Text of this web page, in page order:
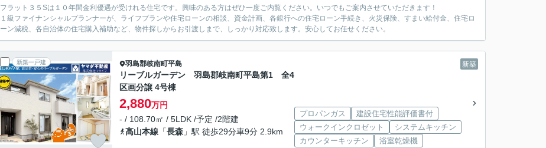
フラット３５Sは１０年間金利優遇が受けれる住宅です。興味のある方はぜひ一度ご内覧ください。いつでもご案内させていただきます！
１級ファイナンシャルプランナーが、ライフプランや住宅ローンの相談、資金計画、各銀行への住宅ローン手続き、火災保険、すまい給付金、住宅ロ
ーン減税、各自治体の住宅購入補助など、物件探しからお引渡しまで、しっかり対応致します。安心してお任せください。
新築一戸建 新築
羽島郡岐南町平島
リーブルガーデン 羽島郡岐南町平島第1 全4
区画分譲 4号棟
2,880万円
- / 108.70㎡ / 5LDK /予定 /2階建
高山本線 「長森 」駅 徒歩29分車9分 2.9km
プロパンガス
建設住宅性能評価書付
ウォークインクロゼット
システムキッチン
カウンターキッチン
浴室乾燥機